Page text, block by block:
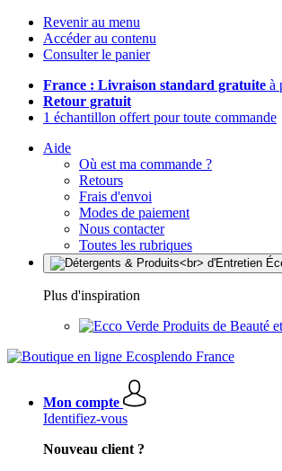
Revenir au menu
Accéder au contenu
Consulter le panier
France : Livraison standard gratuite à
Retour gratuit
1 échantillon offert pour toute commande
Aide
Où est ma commande ?
Retours
Frais d'envoi
Modes de paiement
Nous contacter
Toutes les rubriques
Plus d'inspiration
Produits de Beauté
Mon compte
Identifiez-vous
Nouveau client ?